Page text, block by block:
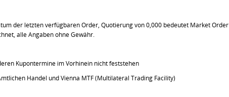
der letzten verfügbaren Order, Quotierung von 0,000 bedeutet Market Order
alle Angaben ohne Gewähr.
Kupontermine im Vorhinein nicht feststehen
Handel und Vienna MTF (Multilateral Trading Facility)